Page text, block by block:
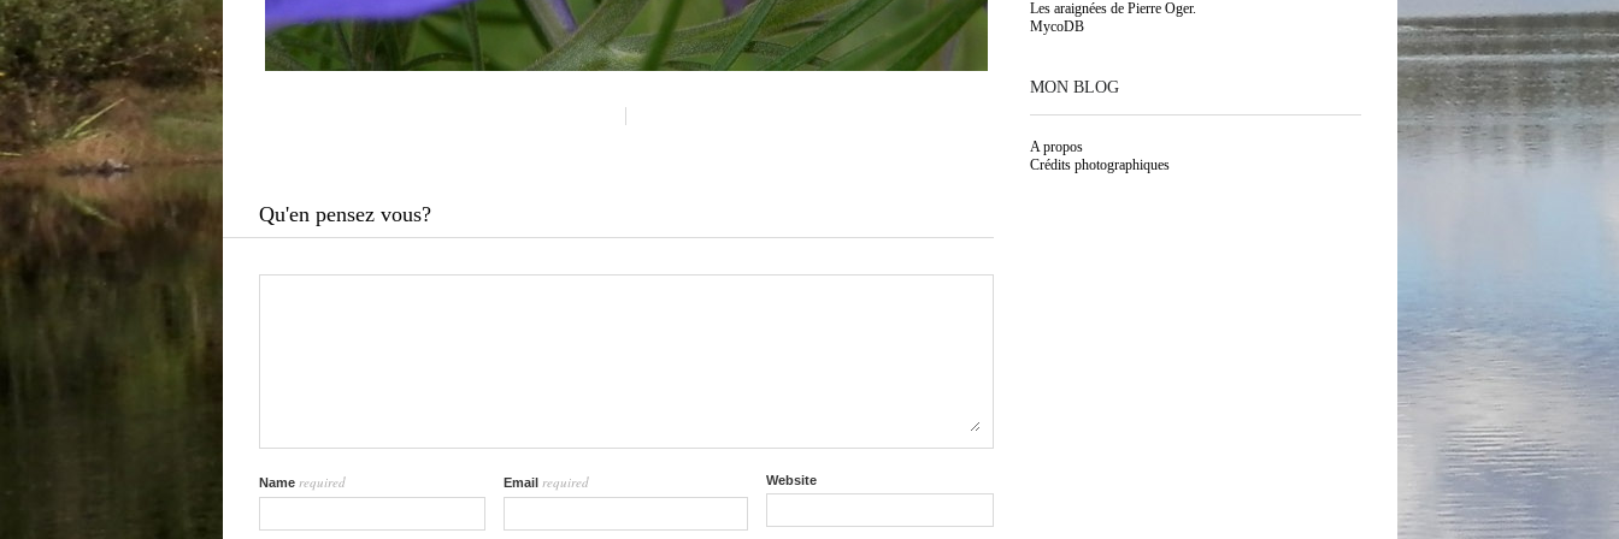
Qu'en pensez vous?
Name required Email required Website
Les araignées de Pierre Oger.
MycoDB
MON BLOG
A propos
Crédits photographiques